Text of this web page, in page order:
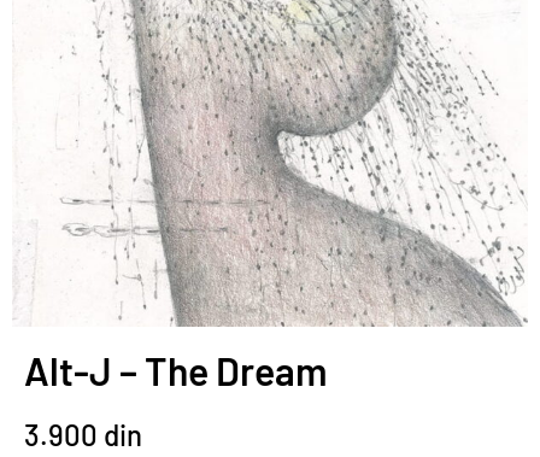
Alt-J – The Dream
3.900 din